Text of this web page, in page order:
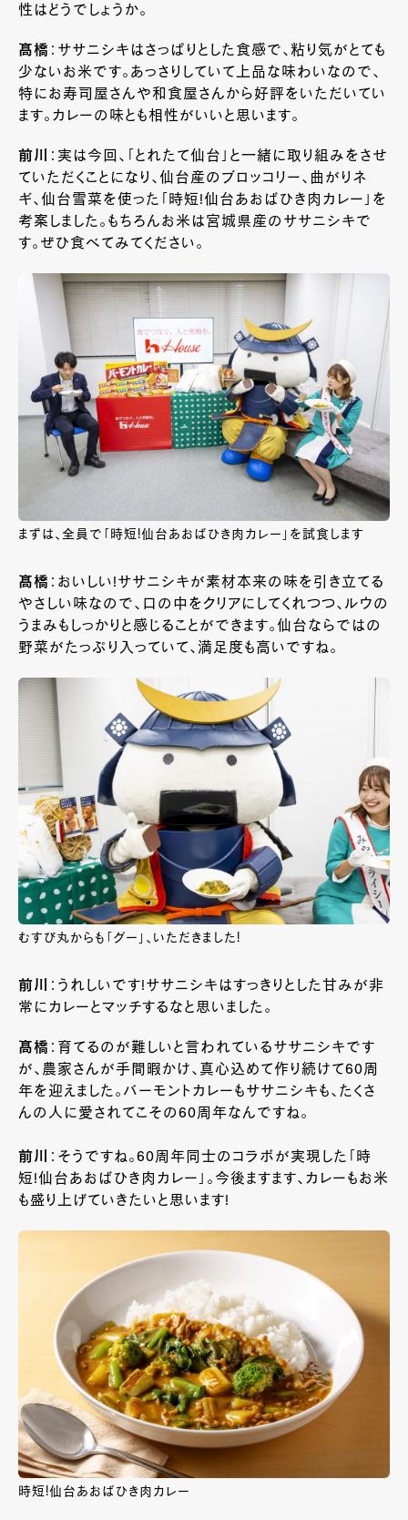
性はどうでしょうか。
髙橋 ：ササニシキはさっぱりとした食感で、粘り気がとても
少ないお米です。あっさりしていて上品な味わいなので、
特にお寿司屋さんや和食屋さんから好評をいただいてい
ます。カレーの味とも相性がいいと思います。
前川
：実は今回、「とれたて仙台」と一緒に取り組みをさせ
ていただくことになり、仙台産のブロッコリー、曲がりネ
ギ、仙台雪菜を使った「時短!仙台あおばひき肉カレー」を
考案しました。もちろんお米は宮城県産のササニシキで
す。ぜひ食べてみてください。
まずは、全員で「時短!仙台あおばひき肉カレー」を試食します
髙橋 ：おいしい!ササニシキが素材本来の味を引き立てる
やさしい味なので、口の中をクリアにしてくれつつ、ルウの
うまみもしっかりと感じることができます。仙台ならではの
野菜がたっぷり入っていて、満足度も高いですね。
むすび丸からも「グー」、いただきました!
前川 ：うれしいです!ササニシキはすっきりとした甘みが非
常にカレーとマッチするなと思いました。
髙橋 ：育てるのが難しいと言われているササニシキです
が、農家さんが手間暇かけ、真心込めて作り続けて60周
年を迎えました。バーモントカレーもササニシキも、たくさ
んの人に愛されてこその60周年なんですね。
前川 ：そうですね。60周年同士のコラボが実現した「時
短!仙台あおばひき肉カレー」。今後ますます、カレーもお米
も盛り上げていきたいと思います!
時短!仙台あおばひき肉カレー